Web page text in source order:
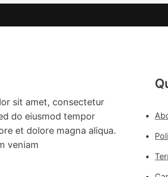
東
sit amet, consectetur
do eiusmod tempor
et dolore magna aliqua.
veniam